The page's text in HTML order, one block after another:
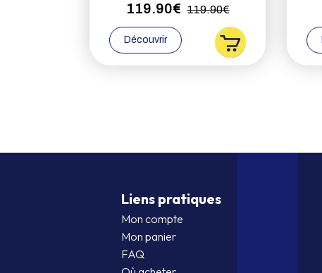
119.90€ 119.90€
Découvrir
Liens pratiques
Mon compte
Mon panier
FAQ